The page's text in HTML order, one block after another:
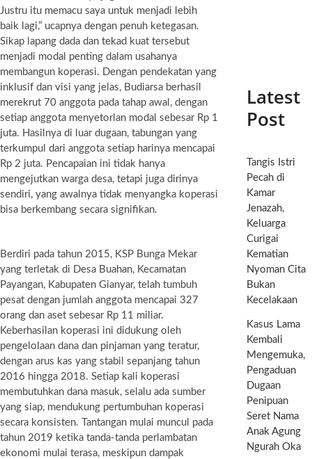
Justru itu memacu saya untuk menjadi lebih
baik lagi,” ucapnya dengan penuh ketegasan.
Sikap lapang dada dan tekad kuat tersebut
menjadi modal penting dalam usahanya
membangun koperasi. Dengan pendekatan yang
inklusif dan visi yang jelas, Budiarsa berhasil
merekrut 70 anggota pada tahap awal, dengan
setiap anggota menyetorlan modal sebesar Rp 1
juta. Hasilnya di luar dugaan, tabungan yang
terkumpul dari anggota setiap harinya mencapai
Rp 2 juta. Pencapaian ini tidak hanya
mengejutkan warga desa, tetapi juga dirinya
sendiri, yang awalnya tidak menyangka koperasi
bisa berkembang secara signifikan.
Berdiri pada tahun 2015, KSP Bunga Mekar
yang terletak di Desa Buahan, Kecamatan
Payangan, Kabupaten Gianyar, telah tumbuh
pesat dengan jumlah anggota mencapai 327
orang dan aset sebesar Rp 11 miliar.
Keberhasilan koperasi ini didukung oleh
pengelolaan dana dan pinjaman yang teratur,
dengan arus kas yang stabil sepanjang tahun
2016 hingga 2018. Setiap kali koperasi
membutuhkan dana masuk, selalu ada sumber
yang siap, mendukung pertumbuhan koperasi
secara konsisten. Tantangan mulai muncul pada
tahun 2019 ketika tanda-tanda perlambatan
ekonomi mulai terasa, meskipun dampak
Latest
Post
Tangis Istri
Pecah di
Kamar
Jenazah,
Keluarga
Curigai
Kematian
Nyoman Cita
Bukan
Kecelakaan
Kasus Lama
Kembali
Mengemuka,
Pengaduan
Dugaan
Penipuan
Seret Nama
Anak Agung
Ngurah Oka